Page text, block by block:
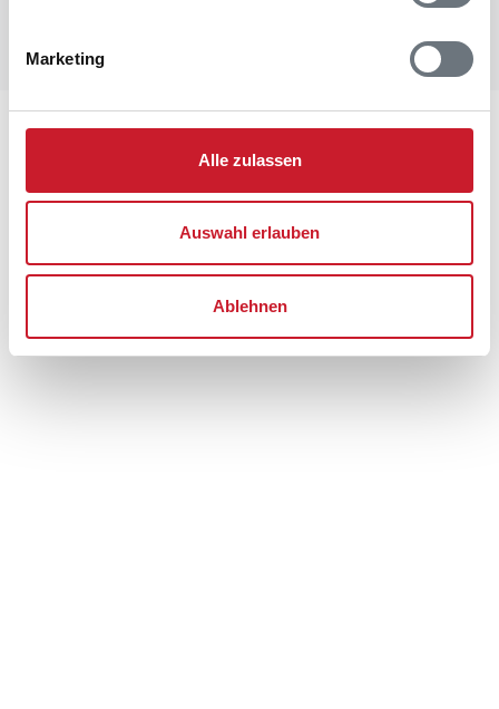
Marketing
Alle zulassen
Auswahl erlauben
Ablehnen
Lageplan
Adresse
Blåvand